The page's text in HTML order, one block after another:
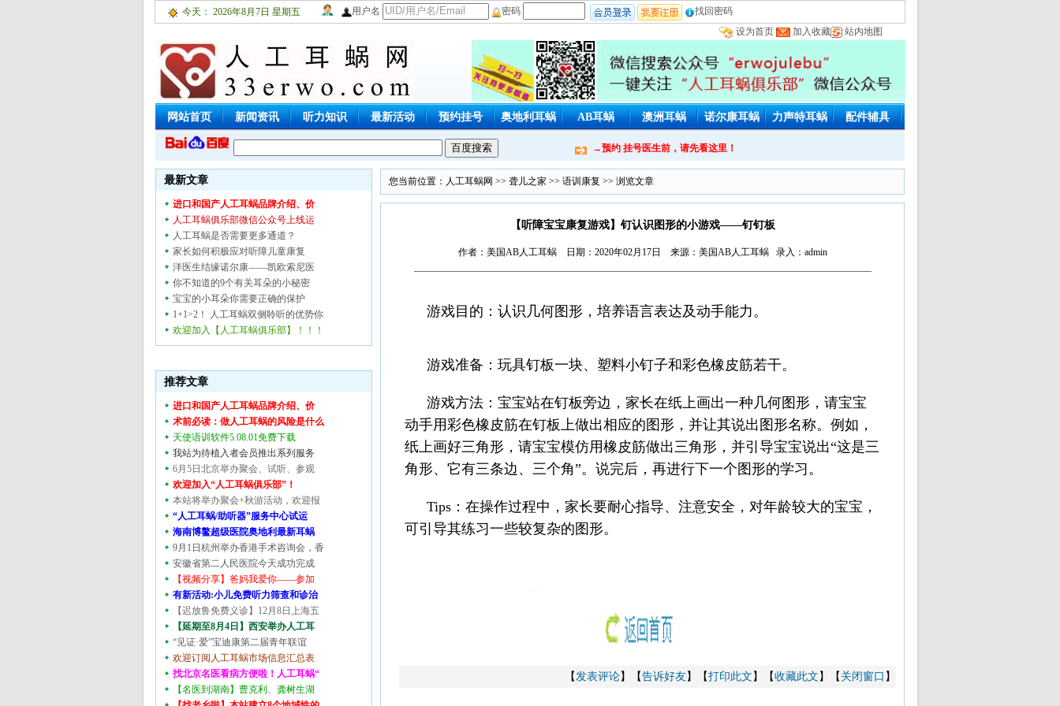
今天： 2026年8月7日 星期五 用户名 密码
找回密码
设为首页
加入收藏 站内地图
网站首页 新闻资讯 听力知识 最新活动 预约挂号 奥地利耳蜗 AB耳蜗 澳洲耳蜗 诺尔康耳蜗 力声特耳蜗 配件辅具
聋儿之家 联系厂商 →预约 挂号医生前，请先看这里！
最新文章
进口和国产人工耳蜗品牌介绍、价
人工耳蜗俱乐部微信公众号上线运
人工耳蜗是否需要更多通道？
家长如何积极应对听障儿童康复
洋医生结缘诺尔康——凯欧索尼医
你不知道的9个有关耳朵的小秘密
宝宝的小耳朵你需要正确的保护
1+1>2！ 人工耳蜗双侧聆听的优势你
欢迎加入【人工耳蜗俱乐部】！！！
推荐文章
进口和国产人工耳蜗品牌介绍、价
术前必读：做人工耳蜗的风险是什么
天使语训软件5.08.01免费下载
我站为待植入者会员推出系列服务
6月5日北京举办聚会、试听、参观
欢迎加入“人工耳蜗俱乐部”！
本站将举办聚会+秋游活动，欢迎报
“人工耳蜗/助听器”服务中心试运
海南博鳌超级医院奥地利最新耳蜗
9月1日杭州举办香港手术咨询会，香
安徽省第二人民医院今天成功完成
【视频分享】爸妈我爱你——参加
有新活动:小儿免费听力筛查和诊治
【迟放鲁免费义诊】12月8日上海五
【延期至8月4日】西安举办人工耳
“见证·爱”宝迪康第二届青年联谊
欢迎订阅人工耳蜗市场信息汇总表
找北京名医看病方便啦！人工耳蜗“
【名医到湖南】曹克利、龚树生湖
您当前位置： 人工耳蜗网 >> 聋儿之家 >> 语训康复 >> 浏览文章
【听障宝宝康复游戏】钉认识图形的小游戏——钉钉板
作者：美国AB人工耳蜗 日期：2020年02月17日 来源：美国AB人工耳蜗 录入：admin
游戏目的： 认识几何图形，培养语言表达及动手能力。
游戏准备：玩具钉板一块、塑料小钉子和彩色橡皮筋若干。
游戏方法：宝宝站在钉板旁边，家长在纸上画出一种几何图形，请宝宝
动手用彩色橡皮筋在钉板上做出相应的图形，并让其说出图形名称。例如，
纸上画好三角形，请宝宝模仿用橡皮筋做出三角形，并引导宝宝说出“这是三
角形、它有三条边、三个角”。说完后，再进行下一个图形的学习。
Tips：在操作过程中，家长要耐心指导、注意安全，对年龄较大的宝宝，
可引导其练习一些较复杂的图形。
【 发表评论】【告诉好友】【打印此文 】【收藏此文 】【 关闭窗口 】